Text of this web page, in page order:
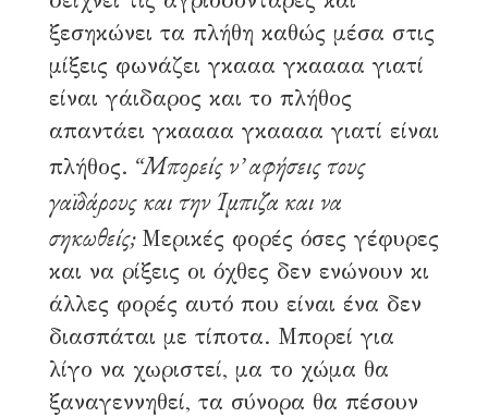
ξεσηκώνει τα πλήθη καθώς μέσα στις
μίξεις φωνάζει γκααα γκαααα γιατί
είναι γάιδαρος και το πλήθος
απαντάει γκαααα γκαααα γιατί είναι
πλήθος. “Μπορείς ν’ αφήσεις τους
γαϊδάρους και την Ίμπιζα και να
σηκωθείς; Μερικές φορές όσες γέφυρες
και να ρίξεις οι όχθες δεν ενώνουν κι
άλλες φορές αυτό που είναι ένα δεν
διασπάται με τίποτα. Μπορεί για
λίγο να χωριστεί, μα το χώμα θα
ξαναγεννηθεί, τα σύνορα θα πέσουν